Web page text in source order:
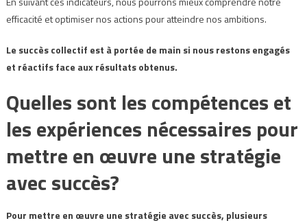
efficacité et optimiser nos actions pour atteindre nos ambitions.
Le succès collectif est à portée de main si nous restons engagés
et réactifs face aux résultats obtenus.
Quelles sont les compétences et
les expériences nécessaires pour
mettre en œuvre une stratégie
avec succès?
Pour mettre en œuvre une stratégie avec succès, plusieurs